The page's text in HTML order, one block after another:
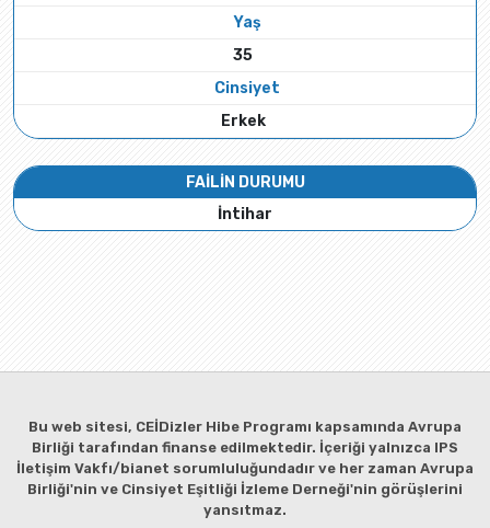
Yaş
35
Cinsiyet
Erkek
FAİLİN DURUMU
İntihar
Bu web sitesi, CEİDizler Hibe Programı kapsamında Avrupa
Birliği tarafından finanse edilmektedir. İçeriği yalnızca IPS
İletişim Vakfı/bianet sorumluluğundadır ve her zaman Avrupa
Birliği'nin ve Cinsiyet Eşitliği İzleme Derneği'nin görüşlerini
yansıtmaz.